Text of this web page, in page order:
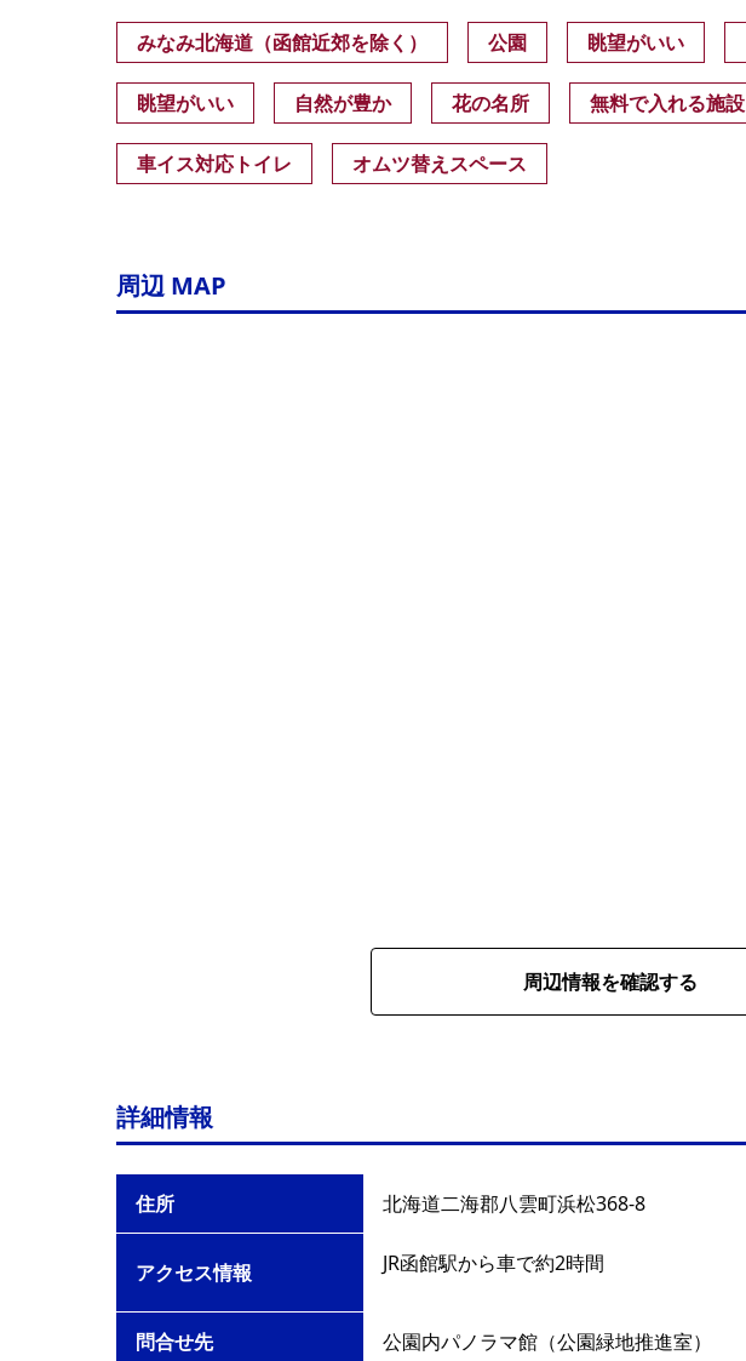
みなみ北海道（函館近郊を除く） 公園 眺望がいい
眺望がいい 自然が豊か 花の名所 無料で入れる施設
車イス対応トイレ オムツ替えスペース
周辺 MAP
周辺情報を確認する
詳細情報
住所 北海道二海郡八雲町浜松368-8
アクセス情報 JR函館駅から車で約2時間
問合せ先 公園内パノラマ館（公園緑地推進室）